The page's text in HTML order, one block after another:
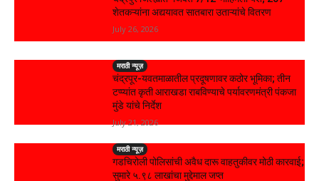
शेतकऱ्यांना अद्ययावत सातबारा उताऱ्यांचे वितरण
July 26, 2026
मराठी न्यूज़
चंद्रपूर-यवतमाळातील प्रदूषणावर कठोर भूमिका; तीन
टप्प्यांत कृती आराखडा राबविण्याचे पर्यावरणमंत्री पंकजा
मुंडे यांचे निर्देश
July 21, 2026
मराठी न्यूज़
गडचिरोली पोलिसांची अवैध दारू वाहतुकीवर मोठी कारवाई;
सुमारे ५.९८ लाखांचा मुद्देमाल जप्त